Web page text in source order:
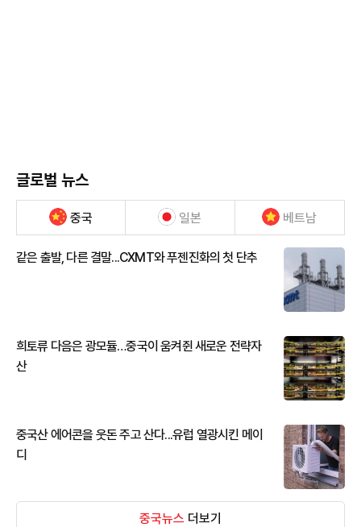
글로벌 뉴스
중국 일본 베트남
같은 출발, 다른 결말...CXMT와 푸젠진화의 첫 단추
희토류 다음은 광모듈…중국이 움켜쥔 새로운 전략자
산
중국산 에어콘을 웃돈 주고 산다...유럽 열광시킨 메이
디
중국뉴스 더보기